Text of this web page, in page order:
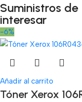
Suministros
interesar
-6%
Añadir al carrito
Tóner Xerox